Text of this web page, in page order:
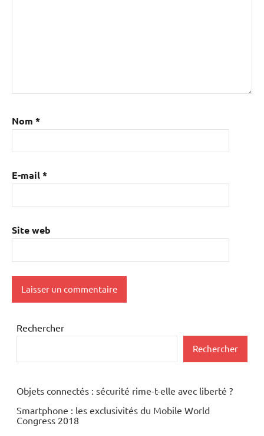
Nom *
E-mail*
Site web
Rechercher
Rechercher
Objets connectés : sécurité rime-t-elle avec liberté ?
Smartphone : les exclusivités du Mobile World
Congress 2018